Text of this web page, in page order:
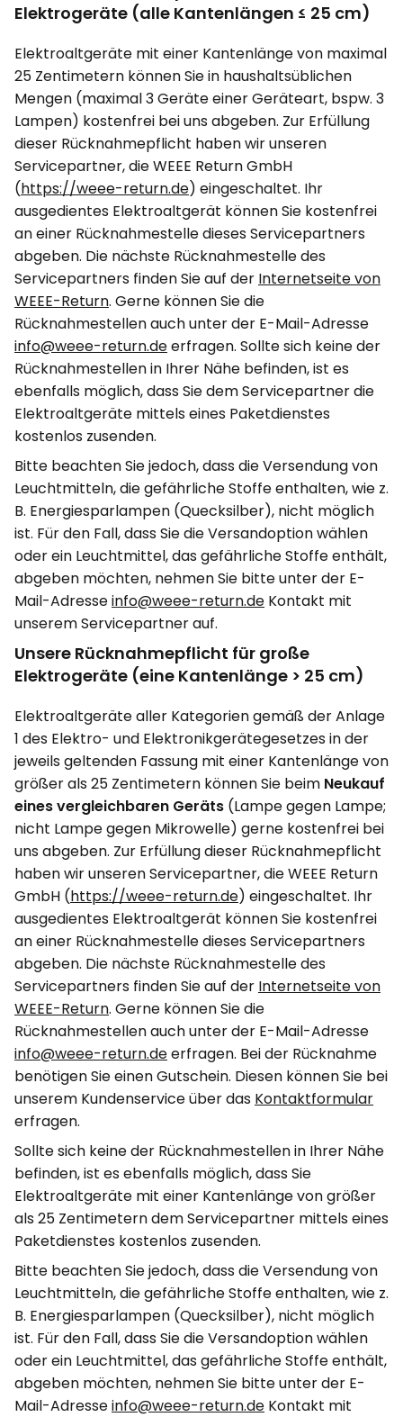
Elektrogeräte (alle Kantenlängen ≤ 25 cm)
Elektroaltgeräte mit einer Kantenlänge von maximal
25 Zentimetern können Sie in haushaltsüblichen
Mengen (maximal 3 Geräte einer Geräteart, bspw. 3
Lampen) kostenfrei bei uns abgeben. Zur Erfüllung
dieser Rücknahmepflicht haben wir unseren
Servicepartner, die WEEE Return GmbH
(https://weee-return.de) eingeschaltet. Ihr
ausgedientes Elektroaltgerät können Sie kostenfrei
an einer Rücknahmestelle dieses Servicepartners
abgeben. Die nächste Rücknahmestelle des
Servicepartners finden Sie auf der Internetseite von
WEEE-Return. Gerne können Sie die
Rücknahmestellen auch unter der E-Mail-Adresse
info@weee-return.deerfragen. Sollte sich keine der
Rücknahmestellen in Ihrer Nähe befinden, ist es
ebenfalls möglich, dass Sie dem Servicepartner die
Elektroaltgeräte mittels eines Paketdienstes
kostenlos zusenden.
Bitte beachten Sie jedoch, dass die Versendung von
Leuchtmitteln, die gefährliche Stoffe enthalten, wie z.
B. Energiesparlampen (Quecksilber), nicht möglich
ist. Für den Fall, dass Sie die Versandoption wählen
oder ein Leuchtmittel, das gefährliche Stoffe enthält,
abgeben möchten, nehmen Sie bitte unter der E-
Mail-Adresseinfo@weee-return.de Kontakt mit
unserem Servicepartner auf.
Unsere Rücknahmepflicht für große
Elektrogeräte (eine Kantenlänge > 25 cm)
Elektroaltgeräte aller Kategorien gemäß der Anlage
1 des Elektro- und Elektronikgerätegesetzes in der
jeweils geltenden Fassung mit einer Kantenlänge von
größer als 25 Zentimetern können Sie beim Neukauf
eines vergleichbaren Geräts (Lampe gegen Lampe;
nicht Lampe gegen Mikrowelle) gerne kostenfrei bei
uns abgeben. Zur Erfüllung dieser Rücknahmepflicht
haben wir unseren Servicepartner, die WEEE Return
GmbH (https://weee-return.de) eingeschaltet. Ihr
ausgedientes Elektroaltgerät können Sie kostenfrei
an einer Rücknahmestelle dieses Servicepartners
abgeben. Die nächste Rücknahmestelle des
Servicepartners finden Sie auf der Internetseite von
WEEE-Return. Gerne können Sie die
Rücknahmestellen auch unter der E-Mail-Adresse
info@weee-return.deerfragen. Bei der Rücknahme
benötigen Sie einen Gutschein. Diesen können Sie bei
unserem Kundenservice über das Kontaktformular
erfragen.
Sollte sich keine der Rücknahmestellen in Ihrer Nähe
befinden, ist es ebenfalls möglich, dass Sie
Elektroaltgeräte mit einer Kantenlänge von größer
als 25 Zentimetern dem Servicepartner mittels eines
Paketdienstes kostenlos zusenden.
Bitte beachten Sie jedoch, dass die Versendung von
Leuchtmitteln, die gefährliche Stoffe enthalten, wie z.
B. Energiesparlampen (Quecksilber), nicht möglich
ist. Für den Fall, dass Sie die Versandoption wählen
oder ein Leuchtmittel, das gefährliche Stoffe enthält,
abgeben möchten, nehmen Sie bitte unter der E-
Mail-Adresseinfo@weee-return.de Kontakt mit